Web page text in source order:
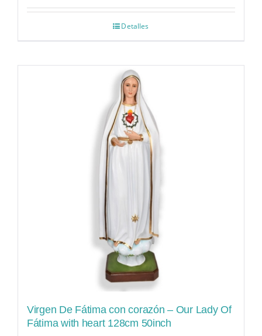
Detalles
Virgen De Fátima con corazón – Our Lady Of
Fátima with heart 128cm 50inch